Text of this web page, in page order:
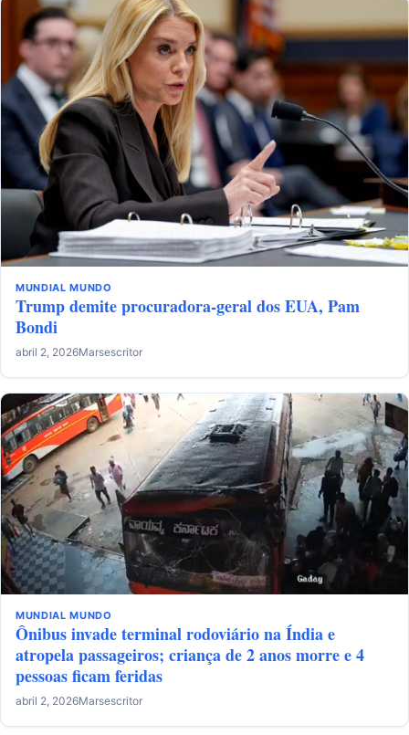
MUNDIAL MUNDO
Trump demite procuradora-geral dos EUA, Pam
Bondi
abril 2, 2026Marsescritor
MUNDIAL MUNDO
Ônibus invade terminal rodoviário na Índia e
atropela passageiros; criança de 2 anos morre e 4
pessoas ficam feridas
abril 2, 2026Marsescritor